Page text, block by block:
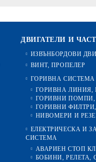
ДВИГАТЕЛИ И
ИЗВЪНБОРДОВИ
ВИНТ, ПРОПЕЛЕР
ГОРИВНА СИСТЕМА
ГОРИВНА ЛИНИЯ,
ГОРИВНИ ПОМПИ,
ГОРИВНИ
НИВОМЕРИ И
ЕЛЕКТРИЧЕСКА И
СИСТЕМА
АВАРИЕН СТОП
БОБИНИ, РЕЛЕТА,